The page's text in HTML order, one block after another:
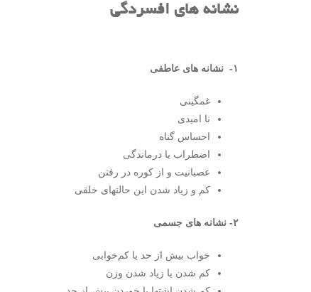
نشانه های افسردگی
۱- نشانه های عاطفی
غمگینی
نا امیدی
احساس گناه
اضطراب یا درماندگی
عصبانیت و از کوره در رفتن
کم و زیاد شدن این حالتهای خلقی
۲- نشانه های جسمی
خواب بیش از حد یا کم‌خوابی
کم شدن یا زیاد شدن وزن